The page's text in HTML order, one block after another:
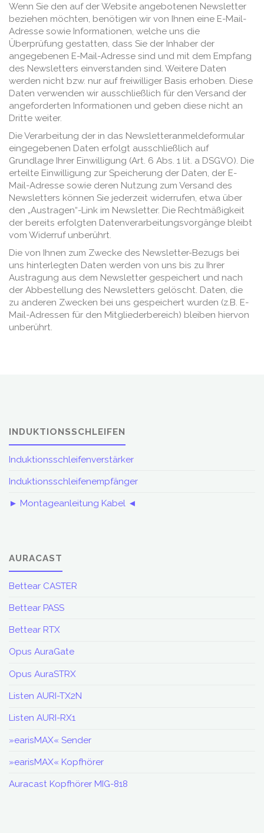
Wenn Sie den auf der Website angebotenen Newsletter
beziehen möchten, benötigen wir von Ihnen eine E-Mail-
Adresse sowie Informationen, welche uns die
Überprüfung gestatten, dass Sie der Inhaber der
angegebenen E-Mail-Adresse sind und mit dem Empfang
des Newsletters einverstanden sind. Weitere Daten
werden nicht bzw. nur auf freiwilliger Basis erhoben. Diese
Daten verwenden wir ausschließlich für den Versand der
angeforderten Informationen und geben diese nicht an
Dritte weiter.
Die Verarbeitung der in das Newsletteranmeldeformular
eingegebenen Daten erfolgt ausschließlich auf
Grundlage Ihrer Einwilligung (Art. 6 Abs. 1 lit. a DSGVO). Die
erteilte Einwilligung zur Speicherung der Daten, der E-
Mail-Adresse sowie deren Nutzung zum Versand des
Newsletters können Sie jederzeit widerrufen, etwa über
den „Austragen“-Link im Newsletter. Die Rechtmäßigkeit
der bereits erfolgten Datenverarbeitungsvorgänge bleibt
vom Widerruf unberührt.
Die von Ihnen zum Zwecke des Newsletter-Bezugs bei
uns hinterlegten Daten werden von uns bis zu Ihrer
Austragung aus dem Newsletter gespeichert und nach
der Abbestellung des Newsletters gelöscht. Daten, die
zu anderen Zwecken bei uns gespeichert wurden (z.B. E-
Mail-Adressen für den Mitgliederbereich) bleiben hiervon
unberührt.
INDUKTIONSSCHLEIFEN
Induktionsschleifenverstärker
Induktionsschleifenempfänger
► Montageanleitung Kabel ◄
AURACAST
Bettear CASTER
Bettear PASS
Bettear RTX
Opus AuraGate
Opus AuraSTRX
Listen AURI-TX2N
Listen AURI-RX1
»earisMAX« Sender
»earisMAX« Kopfhörer
Auracast Kopfhörer MIG-818